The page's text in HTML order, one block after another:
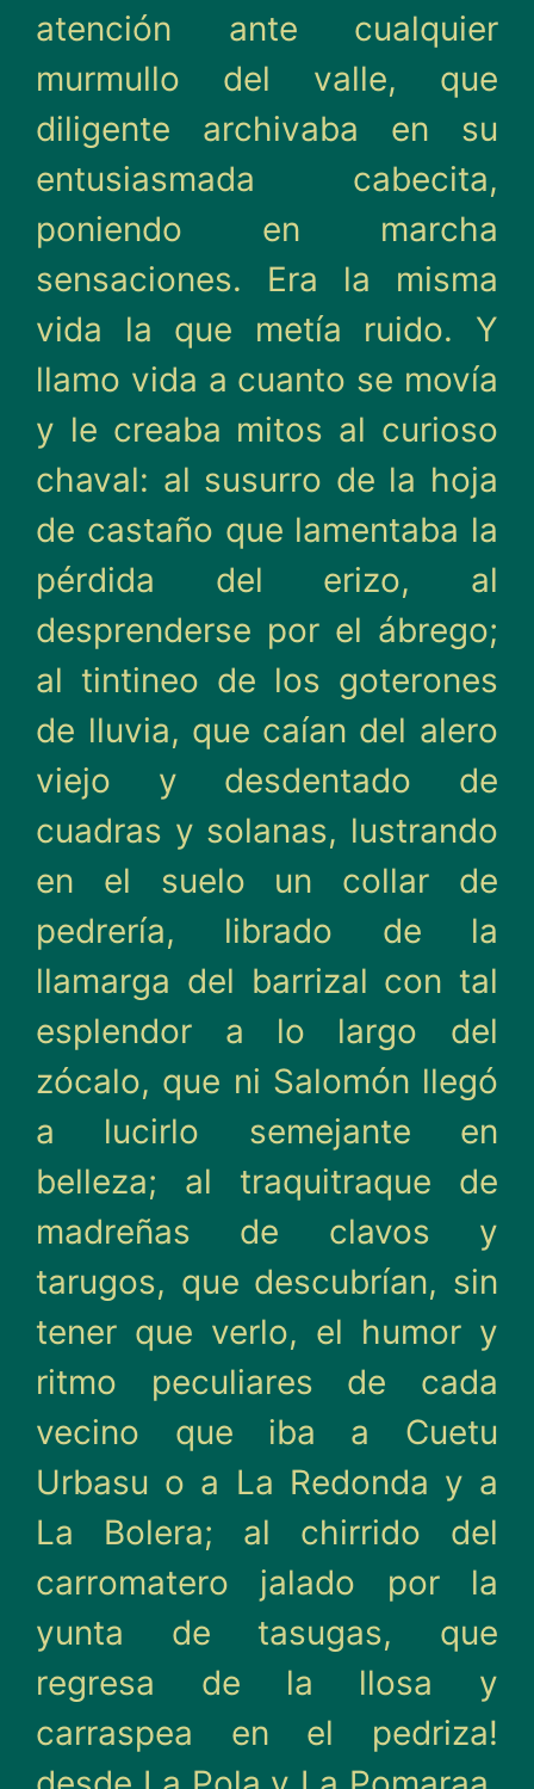
atención ante cualquier
murmullo del valle, que
diligente archivaba en su
entusiasmada cabecita,
poniendo en marcha
sensacio­nes. Era la misma
vida la que metía ruido. Y
llamo vida a cuanto se movía
y le creaba mitos al curioso
chaval: al susurro de la hoja
de castaño que lamentaba la
pérdida del erizo, al
desprenderse por el ábrego;
al tintineo de los gote­rones
de lluvia, que caían del alero
viejo y desdentado de
cuadras y solanas, lustrando
en el suelo un collar de
pedre­ría, librado de la
llamarga del barrizal con tal
esplendor a lo largo del
zócalo, que ni Salo­món llegó
a lucirlo semejante en
belleza; al traquitraque de
madreñas de clavos y
tarugos, que descubrían, sin
tener que verlo, el humor y
ritmo pecu­liares de cada
vecino que iba a Cuetu
Urbasu o a La Redon­da y a
La Bolera; al chirrido del
carromatero jalado por la
yunta de tasugas, que
regresa de la llosa y
carraspea en el pedriza!